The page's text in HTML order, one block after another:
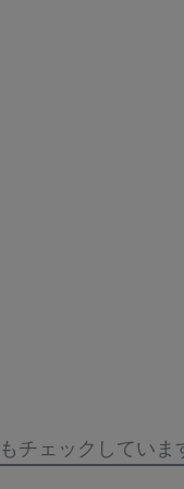
チェックしていま